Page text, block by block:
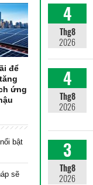
để
ứng
bật
sẽ
4
Thg8
2026
4
Thg8
2026
3
Thg8
2026